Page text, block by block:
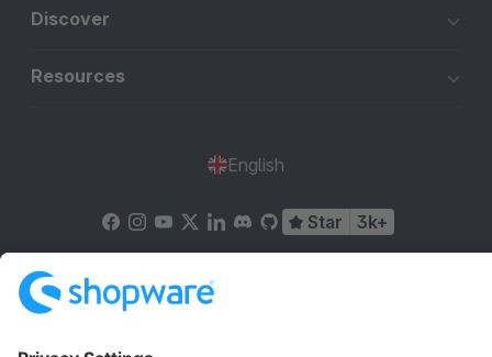
Discover
Resources
English
Star 3k+